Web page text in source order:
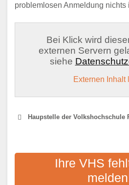
problemlosen Anmeldung nichts
Bei Klick wird
externen Servern
siehe
Externen Inhalt
Haupstelle der Volkshochschule
Baldhamer
Ihre VHS